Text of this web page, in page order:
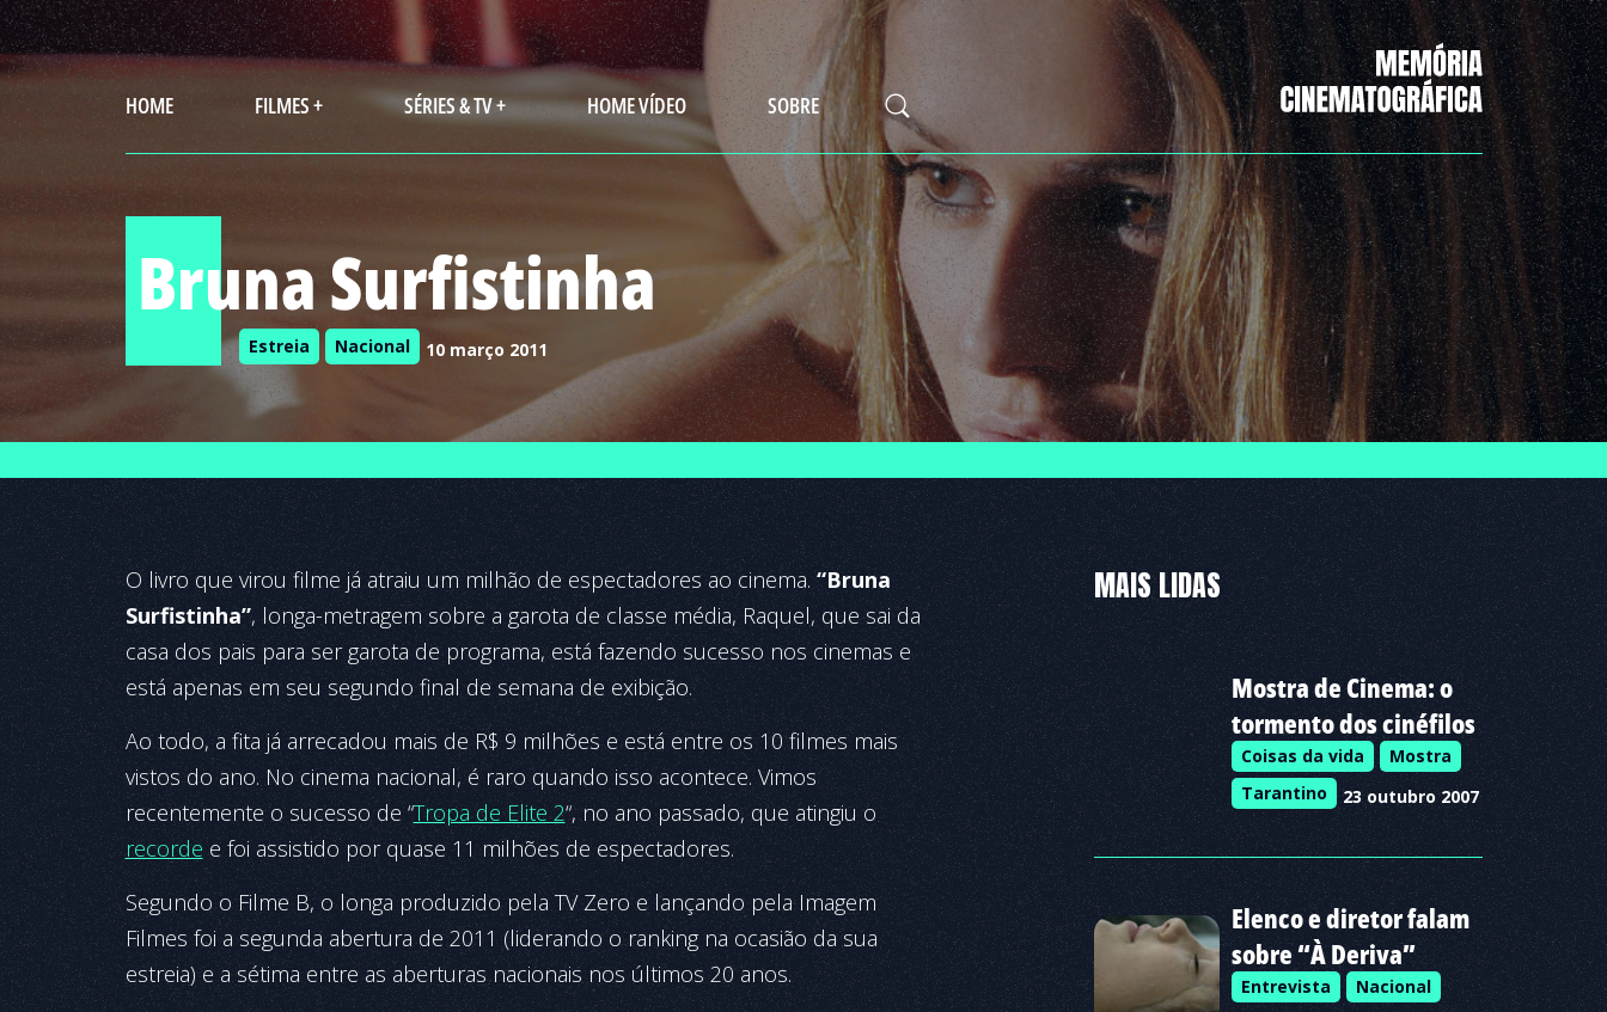
HOME FILMES + SÉRIES & TV + HOME VÍDEO SOBRE
Bruna Surfistinha
Estreia Nacional 10 março 2011
O livro que virou filme já atraiu um milhão de espectadores ao cinema. “Bruna
Surfistinha”, longa-metragem sobre a garota de classe média, Raquel, que sai da
casa dos pais para ser garota de programa, está fazendo sucesso nos cinemas e
está apenas em seu segundo final de semana de exibição.
Ao todo, a fita já arrecadou mais de R$ 9 milhões e está entre os 10 filmes mais
vistos do ano. No cinema nacional, é raro quando isso acontece. Vimos
recentemente o sucesso de “Tropa de Elite 2“, no ano passado, que atingiu o
recorde e foi assistido por quase 11 milhões de espectadores.
Segundo o Filme B, o longa produzido pela TV Zero e lançando pela Imagem
Filmes foi a segunda abertura de 2011 (liderando o ranking na ocasião da sua
estreia) e a sétima entre as aberturas nacionais nos últimos 20 anos.
MAIS LIDAS
Mostra de Cinema: o
tormento dos cinéfilos
Coisas da vida
Mostra
Tarantino
23 outubro 2007
Elenco e diretor falam
sobre “À Deriva”
Entrevista
Nacional